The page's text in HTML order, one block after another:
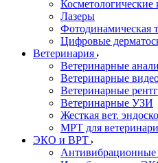
Косметологические
Лазеры
Фотодинамическая
Цифровые
Ветеринария
Ветеринарные
Ветеринарные
Ветеринарные
Ветеринарные УЗИ
Жесткая вет.
МРТ для
ЭКО и ВРТ
Антивибрационные